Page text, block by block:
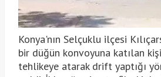
Konya'nın Selçuklu ilçesi
bir düğün konvoyuna katılan
tehlikeye atarak drift yaptığı